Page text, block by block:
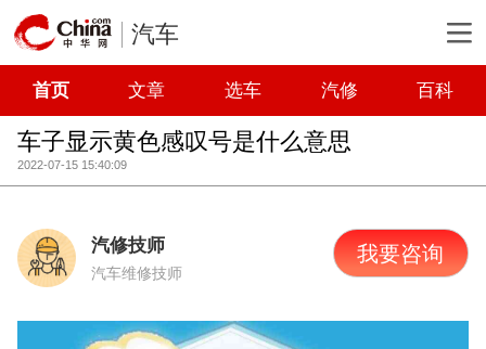
汽车
首页 文章 选车 汽修 百科
车子显示黄色感叹号是什么意思
2022-07-15 15:40:09
汽修技师
汽车维修技师
我要咨询